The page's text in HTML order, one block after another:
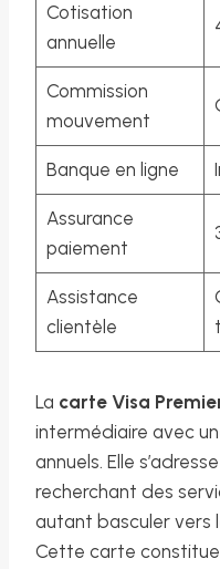
Cotisation
annuelle
Commission
mouvement
Banque en ligne
Assurance
paiement
Assistance
clientèle
La carte Visa
intermédiaire avec
annuels. Elle
recherchant des
autant basculer vers
Cette carte